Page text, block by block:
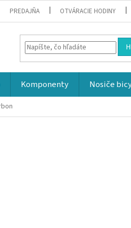
PREDAJŇA OTVÁRACIE HODINY
Komponenty Nosiče